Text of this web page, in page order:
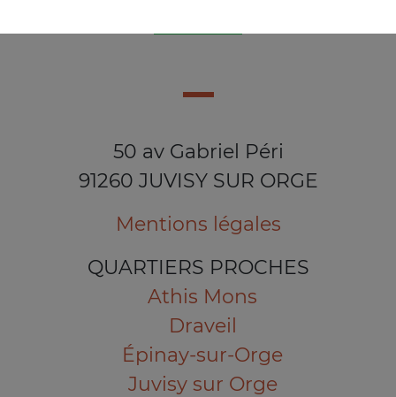
50 av Gabriel Péri
91260 JUVISY SUR ORGE
Mentions légales
QUARTIERS PROCHES
Athis Mons
Draveil
Épinay-sur-Orge
Juvisy sur Orge